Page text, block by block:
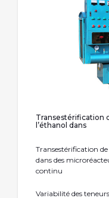
Transestérification
l’éthanol dans
Transestérification
dans des
continu
Variabilité des